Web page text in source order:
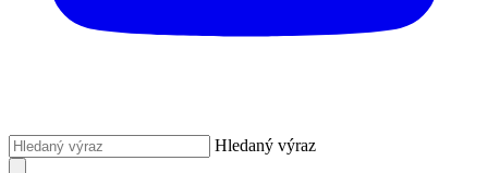
Hledaný výraz